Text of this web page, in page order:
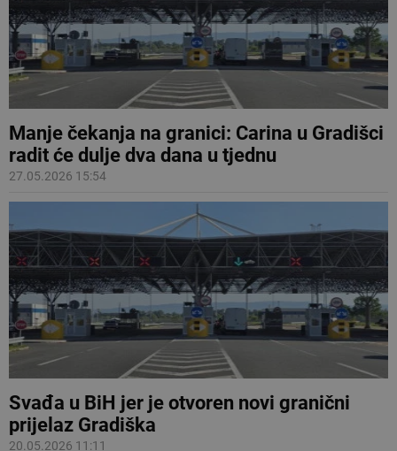
Manje čekanja na granici: Carina u Gradišci
radit će dulje dva dana u tjednu
27.05.2026 15:54
Svađa u BiH jer je otvoren novi granični
prijelaz Gradiška
20.05.2026 11:11